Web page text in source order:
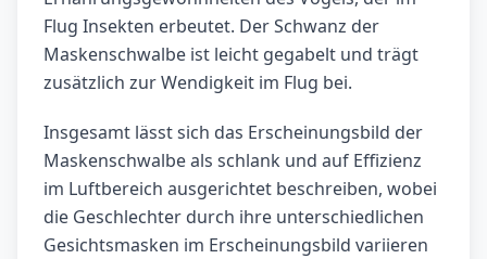
Flug Insekten erbeutet. Der Schwanz der
Maskenschwalbe ist leicht gegabelt und trägt
zusätzlich zur Wendigkeit im Flug bei.
Insgesamt lässt sich das Erscheinungsbild der
Maskenschwalbe als schlank und auf Effizienz
im Luftbereich ausgerichtet beschreiben, wobei
die Geschlechter durch ihre unterschiedlichen
Gesichtsmasken im Erscheinungsbild variieren